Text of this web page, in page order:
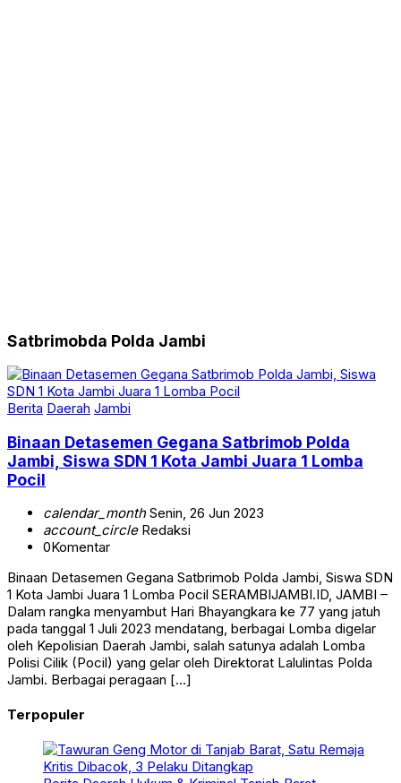
Berita Daerah Jambi
Jambi, Siswa SDN 1 Kota Jambi Juara 1 Lomba
Pocil
account_circleRedaksi
0Komentar
1 Kota Jambi Juara 1 Lomba Pocil SERAMBIJAMBI.ID, JAMBI –
Dalam rangka menyambut Hari Bhayangkara ke 77 yang jatuh
pada tanggal 1 Juli 2023 mendatang, berbagai Lomba digelar
oleh Kepolisian Daerah Jambi, salah satunya adalah Lomba
Polisi Cilik (Pocil) yang gelar oleh Direktorat Lalulintas Polda
Jambi. Berbagai peragaan […]
Berita Daerah Hukum & Kriminal Tanjab Barat